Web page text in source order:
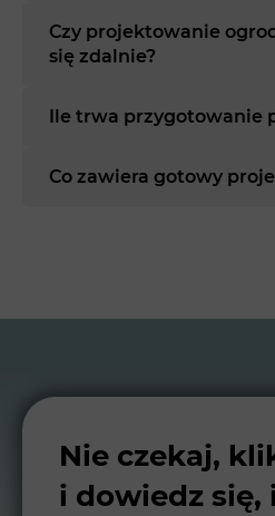
Czy projektowanie
się zdalnie?
Ile trwa przygotowanie
Co zawiera gotowy
Nie czekaj,
i dowiedz się,